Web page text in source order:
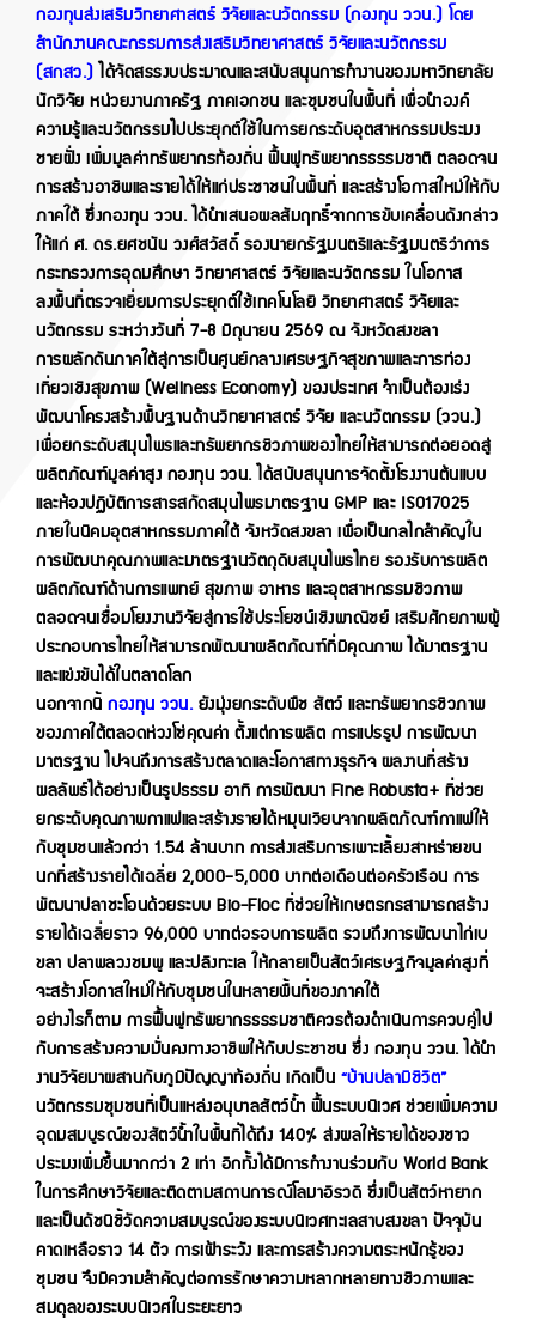
กองทุนส่งเสริมวิทยาศาสตร์ วิจัยและนวัตกรรม (กองทุน ววน.) โดย
สำนักงานคณะกรรมการส่งเสริมวิทยาศาสตร์ วิจัยและนวัตกรรม
(สกสว.)ได้จัดสรรงบประมาณและสนับสนุนการทำงานของมหาวิทยาลัย
นักวิจัย หน่วยงานภาครัฐ ภาคเอกชน และชุมชนในพื้นที่ เพื่อนำองค์
ความรู้และนวัตกรรมไปประยุกต์ใช้ในการยกระดับอุตสาหกรรมประมง
ชายฝั่ง เพิ่มมูลค่าทรัพยากรท้องถิ่น ฟื้นฟูทรัพยากรธรรมชาติ ตลอดจน
การสร้างอาชีพและรายได้ให้แก่ประชาชนในพื้นที่ และสร้างโอกาสใหม่ให้กับ
ภาคใต้ ซึ่งกองทุน ววน. ได้นำเสนอผลสัมฤทธิ์จากการขับเคลื่อนดังกล่าว
ให้แก่ ศ. ดร.ยศชนัน วงศ์สวัสดิ์ รองนายกรัฐมนตรีและรัฐมนตรีว่าการ
กระทรวงการอุดมศึกษา วิทยาศาสตร์ วิจัยและนวัตกรรม ในโอกาส
ลงพื้นที่ตรวจเยี่ยมการประยุกต์ใช้เทคโนโลยี วิทยาศาสตร์ วิจัยและ
นวัตกรรม ระหว่างวันที่ 7-8 มิถุนายน 2569 ณ จังหวัดสงขลา
การผลักดันภาคใต้สู่การเป็นศูนย์กลางเศรษฐกิจสุขภาพและการท่อง
เที่ยวเชิงสุขภาพ (Wellness Economy) ของประเทศ จำเป็นต้องเร่ง
พัฒนาโครงสร้างพื้นฐานด้านวิทยาศาสตร์ วิจัย และนวัตกรรม (ววน.)
เพื่อยกระดับสมุนไพรและทรัพยากรชีวภาพของไทยให้สามารถต่อยอดสู่
ผลิตภัณฑ์มูลค่าสูง กองทุน ววน. ได้สนับสนุนการจัดตั้งโรงงานต้นแบบ
และห้องปฏิบัติการสารสกัดสมุนไพรมาตรฐาน GMP และ ISO17025
ภายในนิคมอุตสาหกรรมภาคใต้ จังหวัดสงขลา เพื่อเป็นกลไกสำคัญใน
การพัฒนาคุณภาพและมาตรฐานวัตถุดิบสมุนไพรไทย รองรับการผลิต
ผลิตภัณฑ์ด้านการแพทย์ สุขภาพ อาหาร และอุตสาหกรรมชีวภาพ
ตลอดจนเชื่อมโยงงานวิจัยสู่การใช้ประโยชน์เชิงพาณิชย์ เสริมศักยภาพผู้
ประกอบการไทยให้สามารถพัฒนาผลิตภัณฑ์ที่มีคุณภาพ ได้มาตรฐาน
และแข่งขันได้ในตลาดโลก
นอกจากนี้ กองทุน ววน.ยังมุ่งยกระดับพืช สัตว์ และทรัพยากรชีวภาพ
ของภาคใต้ตลอดห่วงโซ่คุณค่า ตั้งแต่การผลิต การแปรรูป การพัฒนา
มาตรฐาน ไปจนถึงการสร้างตลาดและโอกาสทางธุรกิจ ผลงานที่สร้าง
ผลลัพธ์ได้อย่างเป็นรูปธรรม อาทิ การพัฒนา Fine Robusta+ ที่ช่วย
ยกระดับคุณภาพกาแฟและสร้างรายได้หมุนเวียนจากผลิตภัณฑ์กาแฟให้
กับชุมชนแล้วกว่า 1.54 ล้านบาท การส่งเสริมการเพาะเลี้ยงสาหร่ายขน
นกที่สร้างรายได้เฉลี่ย 2,000–5,000 บาทต่อเดือนต่อครัวเรือน การ
พัฒนาปลาชะโอนด้วยระบบ Bio-Floc ที่ช่วยให้เกษตรกรสามารถสร้าง
รายได้เฉลี่ยราว 96,000 บาทต่อรอบการผลิต รวมถึงการพัฒนาไก่เบ
ขลา ปลาพลวงชมพู และปลิงทะเล ให้กลายเป็นสัตว์เศรษฐกิจมูลค่าสูงที่
จะสร้างโอกาสใหม่ให้กับชุมชนในหลายพื้นที่ของภาคใต้
อย่างไรก็ตาม การฟื้นฟูทรัพยากรธรรมชาติควรต้องดำเนินการควบคู่ไป
กับการสร้างความมั่นคงทางอาชีพให้กับประชาชน ซึ่ง กองทุน ววน. ได้นำ
งานวิจัยมาผสานกับภูมิปัญญาท้องถิ่น เกิดเป็น “บ้านปลามีชีวิต”
นวัตกรรมชุมชนที่เป็นแหล่งอนุบาลสัตว์น้ำ ฟื้นระบบนิเวศ ช่วยเพิ่มความ
อุดมสมบูรณ์ของสัตว์น้ำในพื้นที่ได้ถึง 140% ส่งผลให้รายได้ของชาว
ประมงเพิ่มขึ้นมากกว่า 2 เท่า อีกทั้งได้มีการทำงานร่วมกับ World Bank
ในการศึกษาวิจัยและติดตามสถานการณ์โลมาอิรวดี ซึ่งเป็นสัตว์หายาก
และเป็นดัชนีชี้วัดความสมบูรณ์ของระบบนิเวศทะเลสาบสงขลา ปัจจุบัน
คาดเหลือราว 14 ตัว การเฝ้าระวัง และการสร้างความตระหนักรู้ของ
ชุมชน จึงมีความสำคัญต่อการรักษาความหลากหลายทางชีวภาพและ
สมดุลของระบบนิเวศในระยะยาว